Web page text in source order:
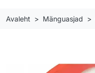
Avaleht Mänguasjad